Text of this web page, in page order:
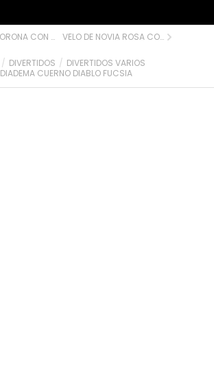
DIVERTIDOS
DIVERTIDOS VARIOS
DIADEMA CUERNO DIABLO FUCSIA
DIADEMA CORONA CON VELO VELO DE NOVIA ROSA CON PITO